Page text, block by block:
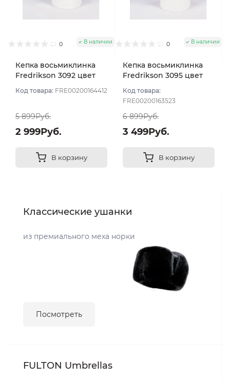
0 В наличии
Кепка восьмиклинка
Fredrikson 3092 цвет
58
Код товара: FRE00200164412
5 899Руб.
2 999Руб.
В корзину
0 В наличии
Кепка восьмиклинка
Fredrikson 3095 цвет
Код товара:
FRE00200163523
6 899Руб.
3 499Руб.
В корзину
Классические ушанки
из премиального меха норки
Посмотреть
FULTON Umbrellas